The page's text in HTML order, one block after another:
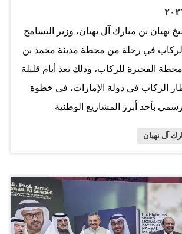
نهيان بن مبارك آل نهيان، وزير التسامح
في رحلة من محطة مدينة محمد بن
الفجيرة للركاب، وذلك بعد أيام قليلة
الركاب في دولة الإمارات، في خطوة
بأحد أبرز المشاريع الوطنية
سلطان النعيمي، وزير العدل
الاتحادي، وكان في استقبالهما على
الرئيس التنفيذي لشركة قطارات
آل نهيان